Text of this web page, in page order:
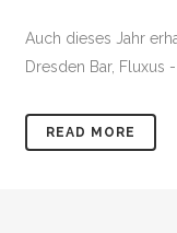
Auch dieses Jahr
Dresden Bar, Fluxus
READ MORE